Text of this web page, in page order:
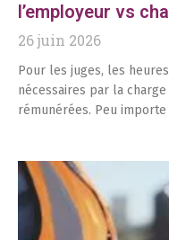
l’employeur vs
26 juin 2026
Pour les juges, les
nécessaires par la
rémunérées. Peu